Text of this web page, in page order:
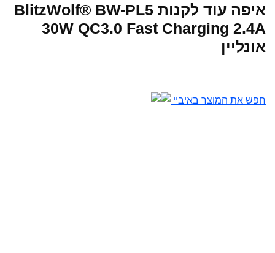
איפה עוד לקנות BlitzWolf® BW-PL5
30W QC3.0 Fast Charging 2.4A
אונליין
חפש את המוצר באיביי